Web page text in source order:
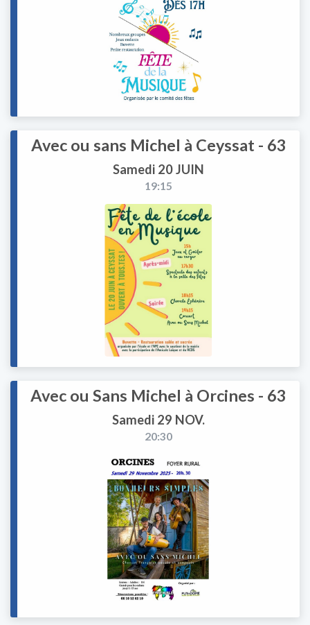
Avec ou sans Michel à Ceyssat - 63
Samedi 20 JUIN
19:15
Avec ou Sans Michel à Orcines - 63
Samedi 29 NOV.
20:30